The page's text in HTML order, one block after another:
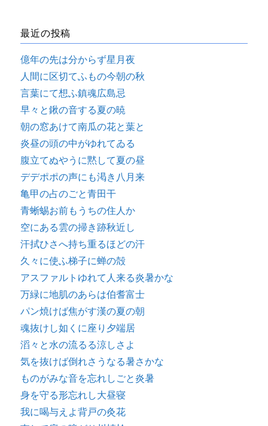
最近の投稿
億年の先は分からず星月夜
人間に区切てふもの今朝の秋
言葉にて想ふ鎮魂広島忌
早々と鍬の音する夏の暁
朝の窓あけて南瓜の花と葉と
炎昼の頭の中がゆれてゐる
腹立てぬやうに黙して夏の昼
デデポポの声にも渇き八月来
亀甲の占のごと青田干
青蜥蜴お前もうちの住人か
空にある雲の掃き跡秋近し
汗拭ひさへ持ち重るほどの汗
久々に使ふ梯子に蝉の殻
アスファルトゆれて人来る炎暑かな
万緑に地肌のあらは伯耆富士
パン焼けば焦がす漢の夏の朝
魂抜けし如くに座り夕端居
滔々と水の流るる涼しさよ
気を抜けば倒れさうなる暑さかな
ものがみな音を忘れしごと炎暑
身を守る形忘れし大昼寝
我に喝与えよ背戸の灸花